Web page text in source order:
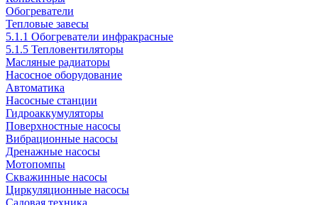
Обогреватели
Тепловые завесы
5.1.1 Обогреватели инфракрасные
5.1.5 Тепловентиляторы
Масляные радиаторы
Насосное оборудование
Автоматика
Насосные станции
Гидроаккумуляторы
Поверхностные насосы
Вибрационные насосы
Дренажные насосы
Мотопомпы
Скважинные насосы
Циркуляционные насосы
Садовая техника